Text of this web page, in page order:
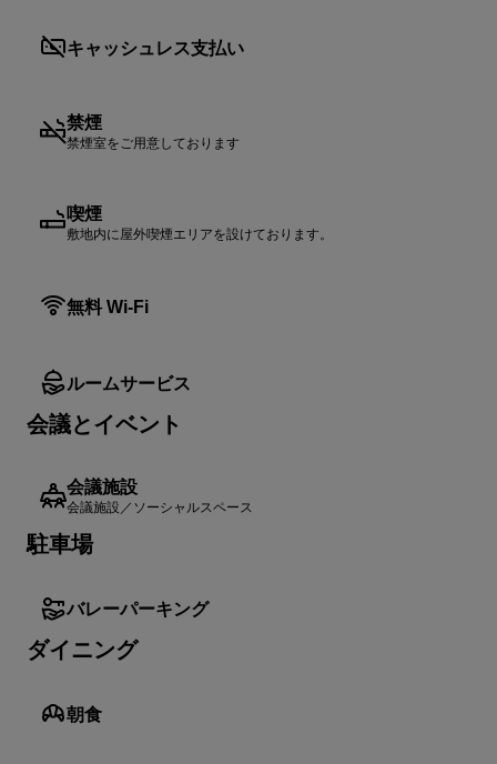
キャッシュレス支払い
禁煙
禁煙室をご用意しております
喫煙
敷地内に屋外喫煙エリアを設けております。
無料 Wi-Fi
ルームサービス
会議とイベント
会議施設
会議施設／ソーシャルスペース
駐車場
バレーパーキング
ダイニング
朝食